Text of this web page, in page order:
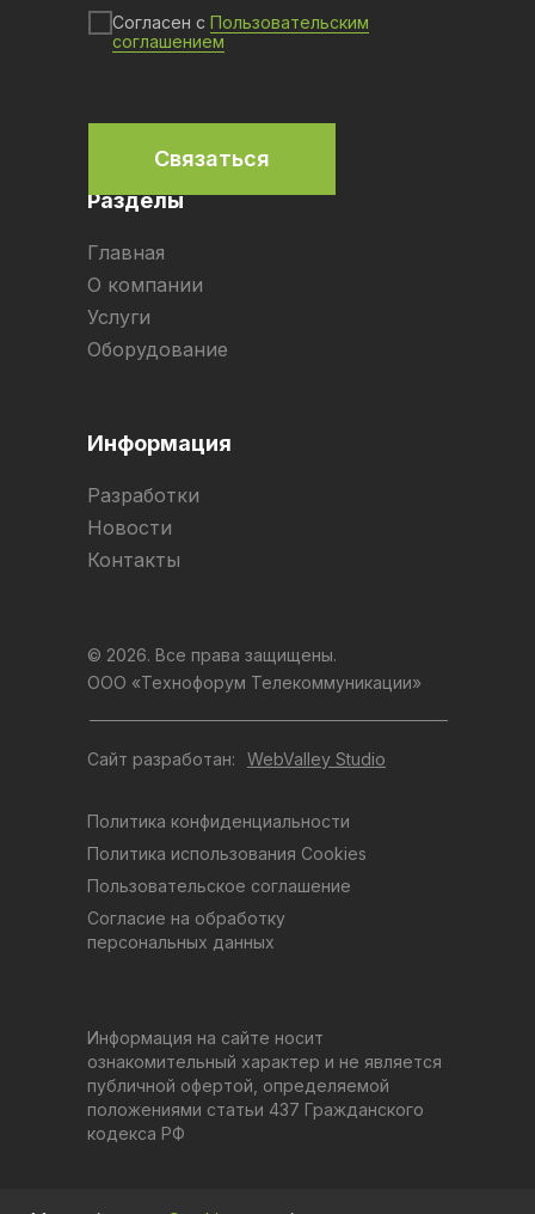
Разделы
Информация
Главная
О компании
Услуги
Оборудование
Разработки
Новости
Контакты
Информация на сайте носит
ознакомительный характер и не является
публичной офертой, определяемой
положениями статьи 437 Гражданского
кодекса РФ
Политика использования Cookies
Согласие на обработку
персональных данных
Пользовательское соглашение
Политика конфиденциальности
© 2026. Все права защищены.
ООО «Технофорум Телекоммуникации»
Сайт разработан:
Согласен с Пользовательским
соглашением
Связаться
WebValley Studio